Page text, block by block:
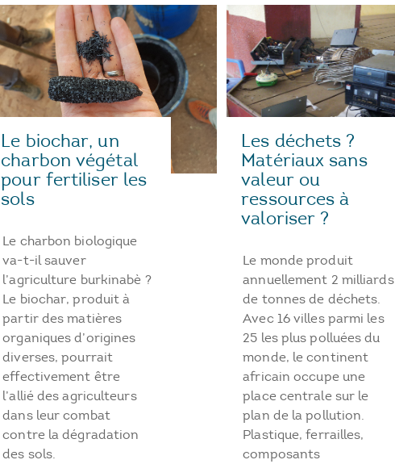
Le biochar, un
charbon végétal
pour fertiliser les
sols
Le charbon biologique
va-t-il sauver
l’agriculture burkinabè ?
Le biochar, produit à
partir des matières
organiques d’origines
diverses, pourrait
effectivement être
l’allié des agriculteurs
dans leur combat
contre la dégradation
des sols.
Les déchets ?
Matériaux sans
valeur ou
ressources à
valoriser ?
Le monde produit
annuellement 2 milliards
de tonnes de déchets.
Avec 16 villes parmi les
25 les plus polluées du
monde, le continent
africain occupe une
place centrale sur le
plan de la pollution.
Plastique, ferrailles,
composants